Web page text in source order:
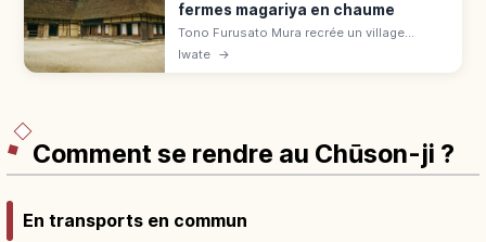
fermes magariya en chaume
Tono Furusato Mura recrée un village
d'Iwate de l'ère Showa avec 7 fermes
Iwate →
Comment se rendre au Chūson-ji ?
En transports en commun